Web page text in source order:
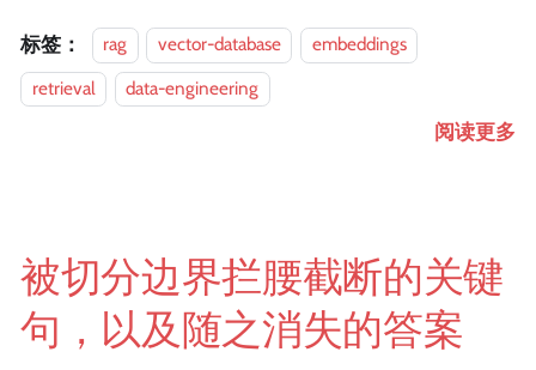
标签： rag vector-database
embeddings
retrieval
data-engineering
阅读更多
被切分边界拦腰截断的关键
句，以及随之消失的答案